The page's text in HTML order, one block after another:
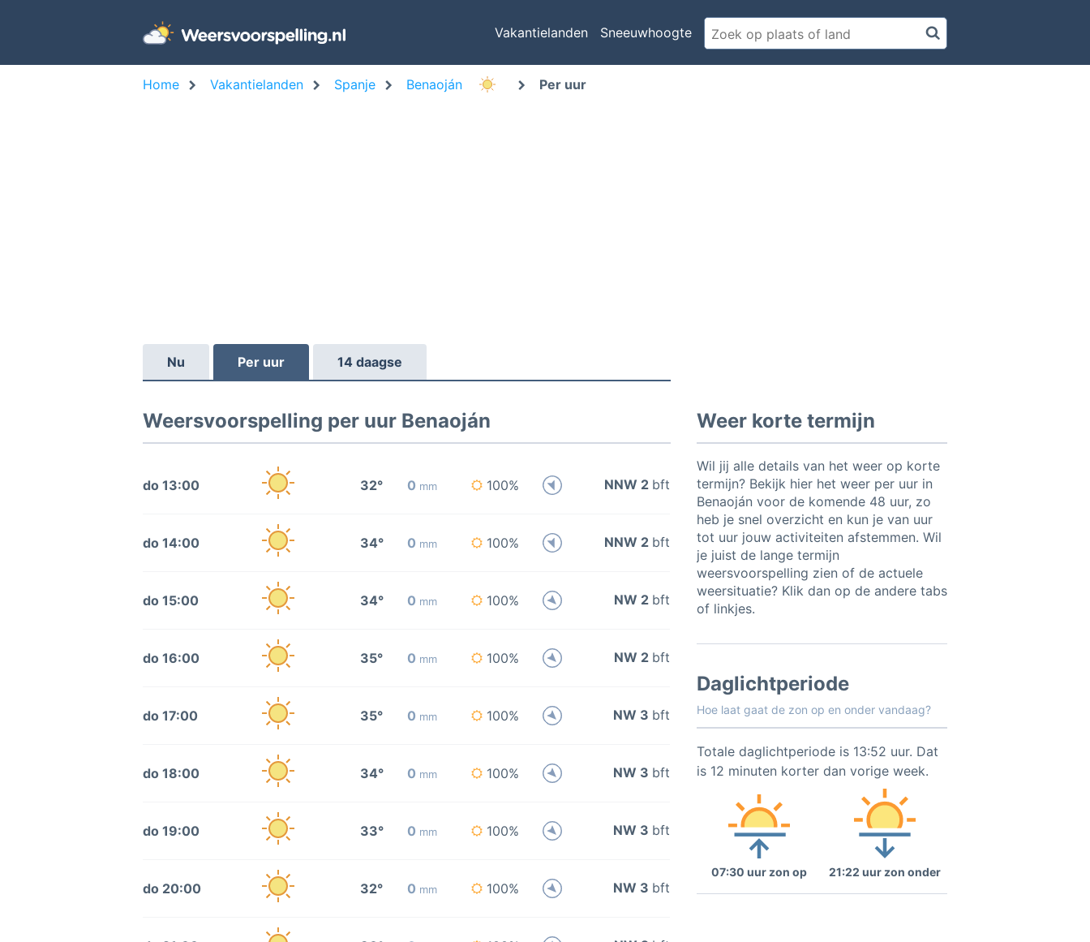
Vakantielanden Sneeuwhoogte
Home Vakantielanden Spanje Benaoján Per uur
Nu Per uur 14 daagse
Weersvoorspelling per uur Benaoján
do 13:00 32° 0 mm 100% NNW 2 bft
do 14:00 34° 0 mm 100% NNW 2 bft
do 15:00 34° 0 mm 100% NW 2 bft
do 16:00 35° 0 mm 100% NW 2 bft
do 17:00 35° 0 mm 100% NW 3 bft
do 18:00 34° 0 mm 100% NW 3 bft
do 19:00 33° 0 mm 100% NW 3 bft
do 20:00 32° 0 mm 100% NW 3 bft
Weer korte termijn
Wil jij alle details van het weer op korte
termijn? Bekijk hier het weer per uur in
Benaoján voor de komende 48 uur, zo
heb je snel overzicht en kun je van uur
tot uur jouw activiteiten afstemmen. Wil
je juist de lange termijn
weersvoorspelling zien of de actuele
weersituatie? Klik dan op de andere tabs
of linkjes.
Daglichtperiode
Hoe laat gaat de zon op en onder vandaag?
Totale daglichtperiode is 13:52 uur. Dat
is 12 minuten korter dan vorige week.
07:30 uur zon op 21:22 uur zon onder